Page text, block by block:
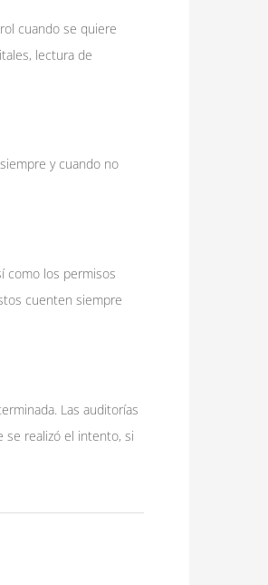
cuando se quiere
lectura de
y cuando no
como los permisos
cuenten siempre
Las auditorías
se realizó el intento, si